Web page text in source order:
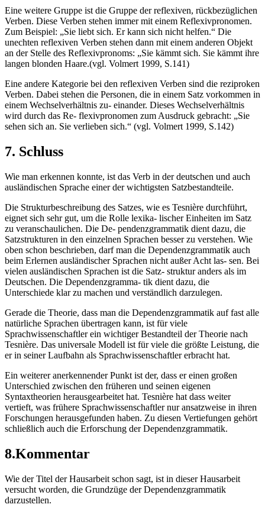
Eine weitere Gruppe ist die Gruppe der reflexiven, rückbezüglichen
Verben. Diese Verben stehen immer mit einem Reflexivpronomen.
Zum Beispiel: „Sie liebt sich. Er kann sich nicht helfen.“ Die
unechten reflexiven Verben stehen dann mit einem anderen Objekt
an der Stelle des Reflexivpronoms: „Sie kämmt sich. Sie kämmt ihre
langen blonden Haare.(vgl. Volmert 1999, S.141)
Eine andere Kategorie bei den reflexiven Verben sind die reziproken
Verben. Dabei stehen die Personen, die in einem Satz vorkommen in
einem Wechselverhältnis zu- einander. Dieses Wechselverhältnis
wird durch das Re- flexivpronomen zum Ausdruck gebracht: „Sie
sehen sich an. Sie verlieben sich.“ (vgl. Volmert 1999, S.142)
7. Schluss
Wie man erkennen konnte, ist das Verb in der deutschen und auch
ausländischen Sprache einer der wichtigsten Satzbestandteile.
Die Strukturbeschreibung des Satzes, wie es Tesnière durchführt,
eignet sich sehr gut, um die Rolle lexika- lischer Einheiten im Satz
zu veranschaulichen. Die De- pendenzgrammatik dient dazu, die
Satzstrukturen in den einzelnen Sprachen besser zu verstehen. Wie
oben schon beschrieben, darf man die Dependenzgrammatik auch
beim Erlernen ausländischer Sprachen nicht außer Acht las- sen. Bei
vielen ausländischen Sprachen ist die Satz- struktur anders als im
Deutschen. Die Dependenzgramma- tik dient dazu, die
Unterschiede klar zu machen und verständlich darzulegen.
Gerade die Theorie, dass man die Dependenzgrammatik auf fast alle
natürliche Sprachen übertragen kann, ist für viele
Sprachwissenschaftler ein wichtiger Bestandteil der Theorie nach
Tesnière. Das universale Modell ist für viele die größte Leistung, die
er in seiner Laufbahn als Sprachwissenschaftler erbracht hat.
Ein weiterer anerkennender Punkt ist der, dass er einen großen
Unterschied zwischen den früheren und seinen eigenen
Syntaxtheorien herausgearbeitet hat. Tesnière hat dass weiter
vertieft, was frühere Sprachwissenschaftler nur ansatzweise in ihren
Forschungen herausgefunden haben. Zu diesen Vertiefungen gehört
schließlich auch die Erforschung der Dependenzgrammatik.
8.Kommentar
Wie der Titel der Hausarbeit schon sagt, ist in dieser Hausarbeit
versucht worden, die Grundzüge der Dependenzgrammatik
darzustellen.